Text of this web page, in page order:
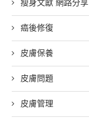
瘦身文獻 網路分享
癌後修復
皮膚保養
皮膚問題
皮膚管理